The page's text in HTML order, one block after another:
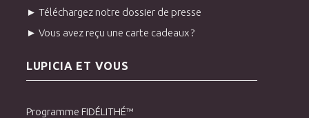
► Téléchargez notre dossier de presse
► Vous avez reçu une carte cadeaux ?
LUPICIA ET VOUS
Programme FIDÉLITHÉ™